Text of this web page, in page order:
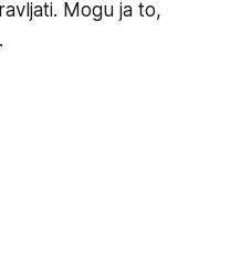
Mogu ja to,